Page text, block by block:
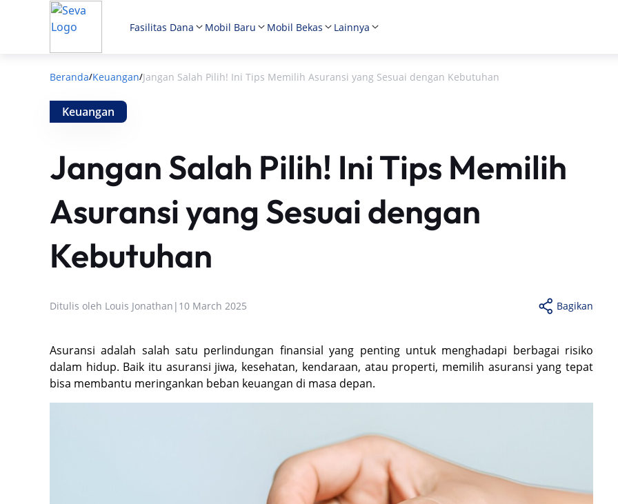
Fasilitas Dana Mobil Baru Mobil Bekas Lainnya
Beranda/Keuangan/Jangan Salah Pilih! Ini Tips Memilih Asuransi yang Sesuai dengan Kebutuhan
Keuangan
Jangan Salah Pilih! Ini Tips Memilih
Asuransi yang Sesuai dengan
Kebutuhan
Ditulis oleh Louis Jonathan | 10 March 2025 Bagikan
Asuransi adalah salah satu perlindungan finansial yang penting untuk menghadapi berbagai risiko
dalam hidup. Baik itu asuransi jiwa, kesehatan, kendaraan, atau properti, memilih asuransi yang tepat
bisa membantu meringankan beban keuangan di masa depan.